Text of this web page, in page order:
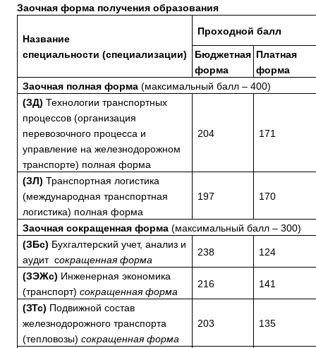
Заочная форма получения образования
Название
специальности (специализации)
Проходной балл
Бюджетная
форма
Платная
форма
Заочная полная форма (максимальный балл – 400)
(ЗД) Технологии транспортных
процессов (организация
перевозочного процесса и
управление на железнодорожном
транспорте) полная форма
204 171
(ЗЛ) Транспортная логистика
(международная транспортная
логистика) полная форма
197 170
Заочная сокращенная форма (максимальный балл – 300)
(ЗБс) Бухгалтерский учет, анализ и
аудит сокращенная форма
238 124
(ЗЭЖс) Инженерная экономика
(транспорт) сокращенная форма
216 141
(ЗТс) Подвижной состав
железнодорожного транспорта
(тепловозы) сокращенная форма
203 135